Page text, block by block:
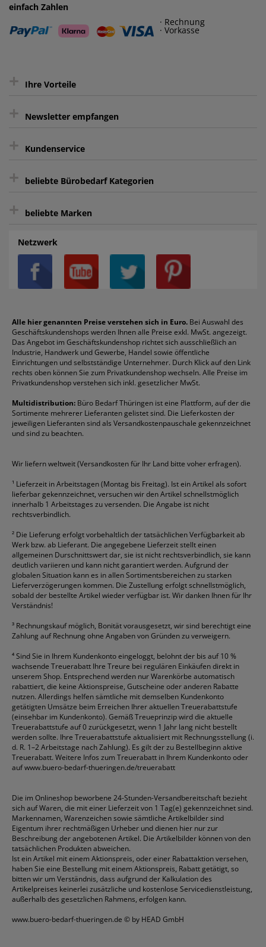
einfach Zahlen
· Rechnung
· Vorkasse
+ Ihre Vorteile
Kauf auf Rechnung³
intelligentes Kundenkonto
+ Newsletter empfangen
Sie können sich zu jeder Zeit abmelden.
+ Kundenservice
Kontakt
FAQ
AGB
Datenschutz
Privatsphäre-Einstellungen
Über uns
Reklamation / Retouren
Vertrag widerrufen (Privatkunden)
Rabatte & Aktionen
+ beliebte Bürobedarf Kategorien
Aktenvernichter
Batterien
Bleistifte
Blöcke
Boardmarker
Briefumschläge
Druckerpatronen
Etiketten
Fineliner
Folienschreiber
Formulare
Gelschreiber
Geschäftsbücher
Heftstreifen
Kaffee
Klebeband
Klemmmappen
Kopierpapier
Korrekturmittel
Kugelschreiber
Mappen
Ordner
Packband
Radiergummis
Schnellhefter
Sichthüllen
Taschenrechner
Textmarker
Tintenroller
Tintenpatronen
Toilettenpapier
Toner
Versandmaterial
+ beliebte Marken
Alco
Avery/Zweckform
Canon
Durable
DYMO
Edding
Esselte
Faber-Castell
Fellowes
Franken
Fripa
HP
Leitz
Läufer
Melitta
Pentel
Pelikan
Pilot
Pritt
Schneider
Stabilo
Staedtler
alle Marken anzeigen
Netzwerk
Alle hier genannten Preise verstehen sich in Euro. Bei Auswahl des
Geschäftskundenshops werden Ihnen alle Preise exkl. MwSt. angezeigt.
Das Angebot im Geschäftskundenshop richtet sich ausschließlich an
Industrie, Handwerk und Gewerbe, Handel sowie öffentliche
Einrichtungen und selbstständige Unternehmer. Durch Klick auf den Link
rechts oben können Sie zum Privatkundenshop wechseln. Alle Preise im
Privatkundenshop verstehen sich inkl. gesetzlicher MwSt.
Multidistribution: Büro Bedarf Thüringen ist eine Plattform, auf der die
Sortimente mehrerer Lieferanten gelistet sind. Die Lieferkosten der
jeweiligen Lieferanten sind als Versandkostenpauschale gekennzeichnet
und sind zu beachten.
Wir liefern weltweit (Versandkosten für Ihr Land bitte voher erfragen).
¹ Lieferzeit in Arbeitstagen (Montag bis Freitag). Ist ein Artikel als sofort
lieferbar gekennzeichnet, versuchen wir den Artikel schnellstmöglich
innerhalb 1 Arbeitstages zu versenden. Die Angabe ist nicht
rechtsverbindlich.
² Die Lieferung erfolgt vorbehaltlich der tatsächlichen Verfügbarkeit ab
Werk bzw. ab Lieferant. Die angegebene Lieferzeit stellt einen
allgemeinen Durschnittswert dar, sie ist nicht rechtsverbindlich, sie kann
deutlich variieren und kann nicht garantiert werden. Aufgrund der
globalen Situation kann es in allen Sortimentsbereichen zu starken
Lieferverzögerungen kommen. Die Zustellung erfolgt schnellstmöglich,
sobald der bestellte Artikel wieder verfügbar ist. Wir danken Ihnen für Ihr
Verständnis!
³ Rechnungskauf möglich, Bonität vorausgesetzt, wir sind berechtigt eine
Zahlung auf Rechnung ohne Angaben von Gründen zu verweigern.
⁴Sind Sie in Ihrem Kundenkonto eingeloggt, belohnt der bis auf 10 %
wachsende Treuerabatt Ihre Treure bei regulären Einkäufen direkt in
unserem Shop. Entsprechend werden nur Warenkörbe automatisch
rabattiert, die keine Aktionspreise, Gutscheine oder anderen Rabatte
nutzen. Allerdings helfen sämtliche mit demselben Kundenkonto
getätigten Umsätze beim Erreichen Ihrer aktuellen Treuerabattstufe
(einsehbar im Kundenkonto). Gemäß Treueprinzip wird die aktuelle
Treuerabattstufe auf 0 zurückgesetzt, wenn 1 Jahr lang nicht bestellt
werden sollte. Ihre Treuerabattstufe aktualisiert mit Rechnungsstellung (i.
d. R. 1–2 Arbeitstage nach Zahlung). Es gilt der zu Bestellbeginn aktive
Treuerabatt. Weitere Infos zum Treuerabatt in Ihrem Kundenkonto oder
aufwww.buero-bedarf-thueringen.de/treuerabatt
Die im Onlineshop beworbene 24-Stunden-Versandbereitschaft bezieht
sich auf Waren, die mit einer Lieferzeit von 1 Tag(e) gekennzeichnet sind.
Markennamen, Warenzeichen sowie sämtliche Artikelbilder sind
Eigentum ihrer rechtmäßigen Urheber und dienen hier nur zur
Beschreibung der angebotenen Artikel. Die Artikelbilder können von den
tatsächlichen Produkten abweichen.
Ist ein Artikel mit einem Aktionspreis, oder einer Rabattaktion versehen,
haben Sie eine Bestellung mit einem Aktionspreis, Rabatt getätigt, so
bitten wir um Verständnis, dass aufgrund der Kalkulation des
Artikelpreises keinerlei zusätzliche und kostenlose Servicedienstleistung,
außerhalb des gesetzlichen Rahmens, erfolgen kann.
www.buero-bedarf-thueringen.de © by HEAD GmbH